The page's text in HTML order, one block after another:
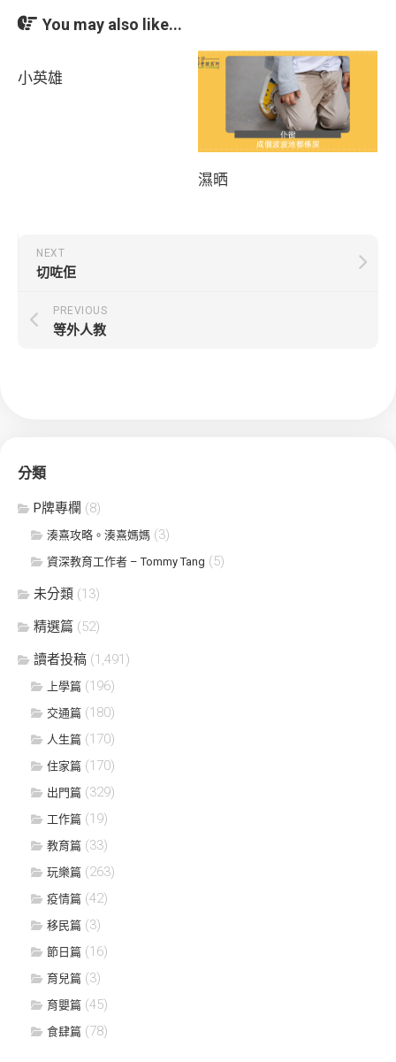
You may also like...
小英雄
濕晒
NEXT
切咗佢
PREVIOUS
等外人教
分類
P牌專欄 (8)
湊熹攻略。湊熹媽媽 (3)
資深教育工作者 – Tommy Tang (5)
未分類 (13)
精選篇 (52)
讀者投稿 (1,491)
上學篇 (196)
交通篇 (180)
人生篇 (170)
住家篇 (170)
出門篇 (329)
工作篇 (19)
教育篇 (33)
玩樂篇 (263)
疫情篇 (42)
移民篇 (3)
節日篇 (16)
育兒篇 (3)
育嬰篇 (45)
食肆篇 (78)